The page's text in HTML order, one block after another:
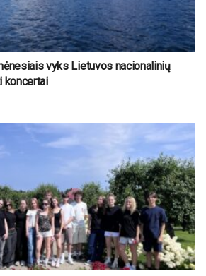
vyks Lietuvos nacionalinių
koncertai